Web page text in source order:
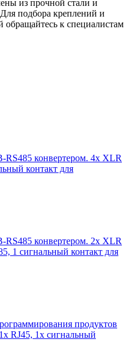
из прочной стали и
подбора креплений и
обращайтесь к специалистам
RS485 конвертером. 4x XLR
контакт для
RS485 конвертером. 2x XLR
1 сигнальный контакт для
продуктов
RJ45, 1x сигнальный